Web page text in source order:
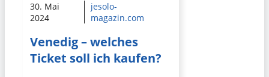
30. Mai
2024
jesolo-
magazin.com
Venedig – welches
Ticket soll ich kaufen?